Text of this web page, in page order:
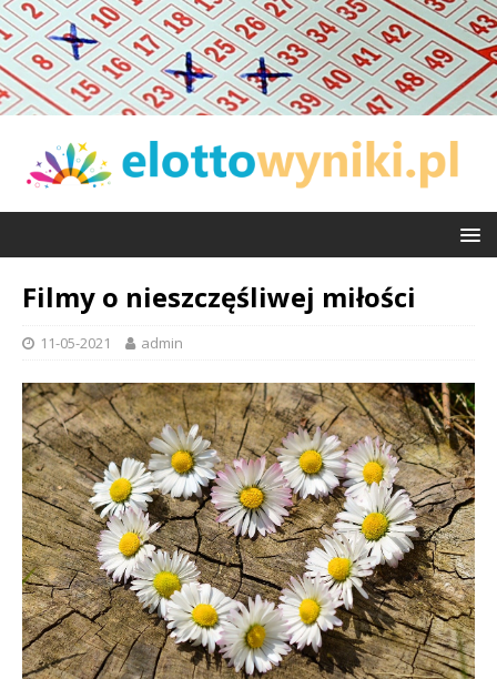
Filmy o nieszczęśliwej miłości
11-05-2021 admin